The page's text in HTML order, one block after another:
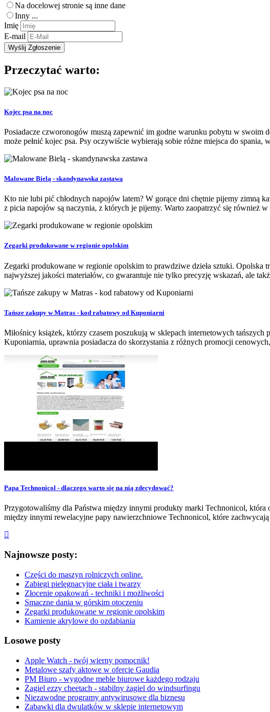
Na docelowej stronie są inne dane
Inny ...
Imię
E-mail
Przeczytać warto:
Kojec psa na noc
Posiadacze czworonogów muszą zapewnić im godne warunku pobytu w
może pełnić kojec psa. Psy oczywiście wybierają sobie różne miejsca do spania,
Malowane Bielą - skandynawska zastawa
Kto nie lubi pić chłodnych napojów latem? W gorące dni chętnie pijemy zimną
z picia napojów są naczynia, z których je pijemy. Warto zaopatrzyć się również w
Zegarki produkowane w regionie opolskim
Zegarki produkowane w regionie opolskim to prawdziwe dzieła sztuki.
najwyższej jakości materiałów, co gwarantuje nie tylko precyzję wskazań, ale
Tańsze zakupy w Matras - kod rabatowy od Kuponiarni
Miłośnicy książek, którzy czasem poszukują w sklepach internetowych
Kuponiarnia, uprawnia posiadacza do skorzystania z różnych promocji
Papa Technonicol - dlaczego warto się na nią zdecydować?
Przygotowaliśmy dla Państwa między innymi produkty marki Technonicol,
między innymi rewelacyjne papy nawierzchniowe Technonicol, które
Najnowsze posty:
Części do maszyn rolniczych online.
Zabiegi pielęgnacyjne ciała i twarzy
Złocenie opakowań - techniki i możliwości
Smaczne dania w górskim otoczeniu
Zegarki produkowane w regionie opolskim
Kamienie akrylowe do ozdabiania
Losowe posty
Apple Watch - twój wierny pomocnik!
Metalowe szafy aktowe w ofercie Gaudia
PM Biuro - wygodne meble biurowe każdego rodzaju
Żagiel ezzy cheetach - stabilny żagiel do windsurfingu
Niezawodne programy antywirusowe dla biznesu
Zabawki dla dwulatków w sklepie internetowym